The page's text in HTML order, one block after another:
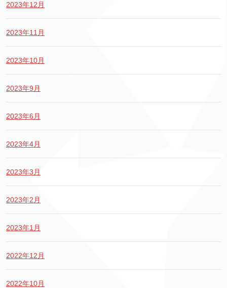
2023年12月
2023年11月
2023年10月
2023年9月
2023年6月
2023年4月
2023年3月
2023年2月
2023年1月
2022年12月
2022年10月